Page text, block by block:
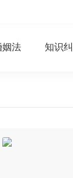
姻法 知识
协议